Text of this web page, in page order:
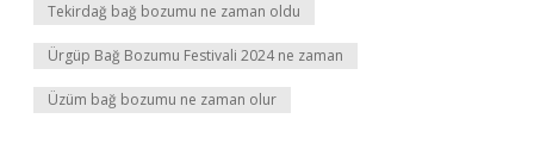
Tekirdağ bağ bozumu ne zaman oldu
Ürgüp Bağ Bozumu Festivali 2024 ne zaman
Üzüm bağ bozumu ne zaman olur